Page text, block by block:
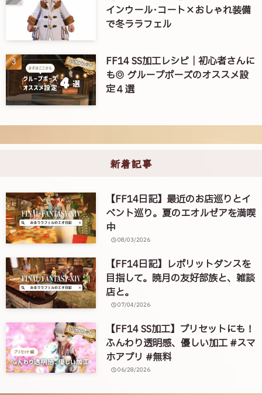
インウール･コート×おしゃれ装備
で冬ララフェル
FF14 SS加工レシピ｜初心者さんに
も◎ グループポーズのオススメ設
定４選
新着記事
【FF14日記】最近のお店巡りとイ
ベント巡り。夏のエオルゼアを満喫
中
08/03/2026
【FF14日記】レポリットダンスを
目指して。暁月の友好部族と、雑談
店と。
07/04/2026
【FF14 SS加工】プリセットにも！
ふんわり透明感、優しい加工 #スマ
ホアプリ #無料
06/28/2026